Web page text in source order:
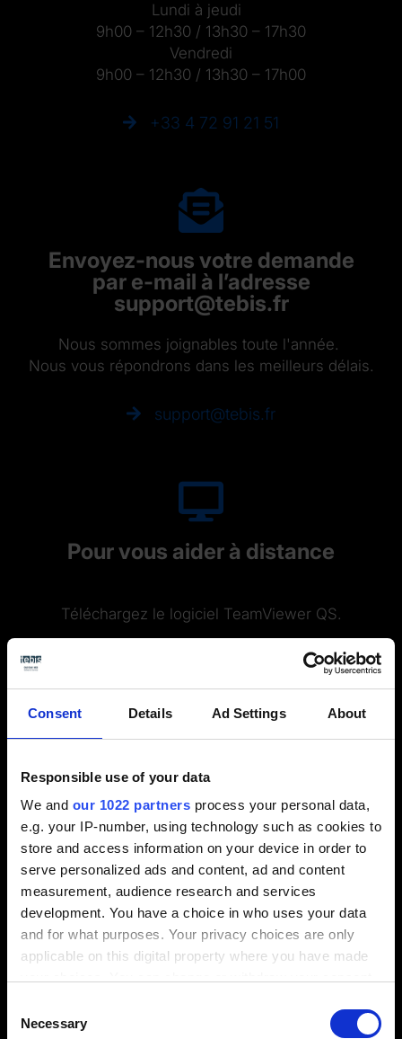
Consent Details Ad Settings About
Responsible use of your data
We and our 1022 partners process your personal data,
e.g. your IP-number, using technology such as cookies to
store and access information on your device in order to
serve personalized ads and content, ad and content
measurement, audience research and services
development. You have a choice in who uses your data
and for what purposes. Your privacy choices are only
applicable on this digital property where you have made
the Privacy trigger icon.
Selection
Necessary
Lundi à jeudi
9h00 – 12h30 / 13h30 – 17h30
Vendredi
9h00 – 12h30 / 13h30 – 17h00
+33 4 72 91 21 51
Envoyez-nous votre demande
par e-mail à l’adresse
support@tebis.fr
Nous sommes joignables toute l'année.
Nous vous répondrons dans les meilleurs délais.
support@tebis.fr
Pour vous aider à distance
Téléchargez le logiciel TeamViewer QS.
Télécharger TeamViewer
Ces clients et bien d’autres
font confiance au support
Tebis.